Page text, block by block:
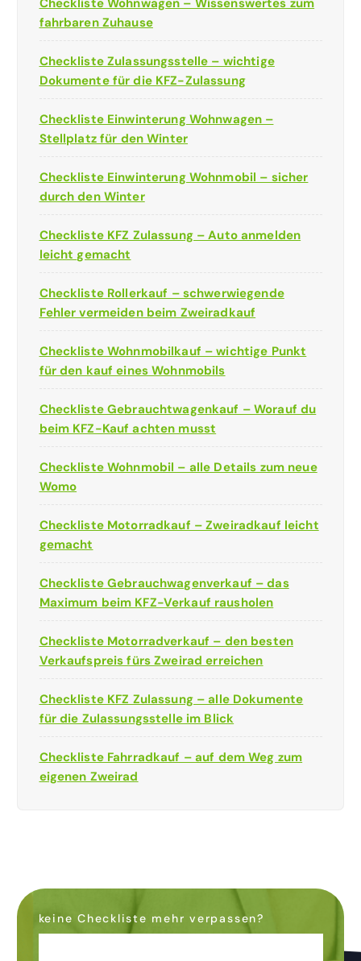
fahrbaren Zuhause
Checkliste Zulassungsstelle – wichtige
Dokumente für die KFZ-Zulassung
Checkliste Einwinterung Wohnwagen –
Stellplatz für den Winter
Checkliste Einwinterung Wohnmobil – sicher
durch den Winter
Checkliste KFZ Zulassung – Auto anmelden
leicht gemacht
Checkliste Rollerkauf – schwerwiegende
Fehler vermeiden beim Zweiradkauf
Checkliste Wohnmobilkauf – wichtige Punkt
für den kauf eines Wohnmobils
Checkliste Gebrauchtwagenkauf – Worauf du
beim KFZ-Kauf achten musst
Checkliste Wohnmobil – alle Details zum neue
Womo
Checkliste Motorradkauf – Zweiradkauf leicht
gemacht
Checkliste Gebrauchwagenverkauf – das
Maximum beim KFZ-Verkauf rausholen
Checkliste Motorradverkauf – den besten
Verkaufspreis fürs Zweirad erreichen
Checkliste KFZ Zulassung – alle Dokumente
für die Zulassungsstelle im Blick
Checkliste Fahrradkauf – auf dem Weg zum
eigenen Zweirad
keine Checkliste mehr verpassen?